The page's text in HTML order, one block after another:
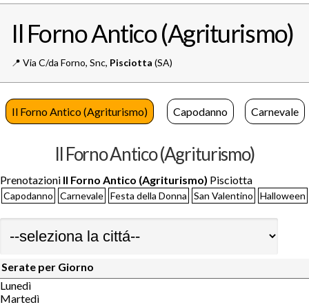
Il Forno Antico (Agriturismo)
📍️ Via C/da Forno, Snc, Pisciotta (SA)
Il Forno Antico (Agriturismo) Capodanno Carnevale
Il Forno Antico (Agriturismo)
Prenotazioni Il Forno Antico (Agriturismo) Pisciotta
Capodanno Carnevale Festa della Donna San Valentino Halloween
Serate per Giorno
Lunedì
Martedì